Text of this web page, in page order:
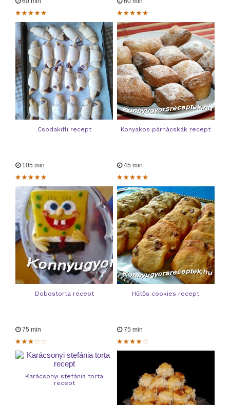
Csodakifli recept Konyakos párnácskák recept
105 min
Dobostorta recept
45 min
Hűtős cookies recept
75 min
Karácsonyi stefánia torta
recept
75 min